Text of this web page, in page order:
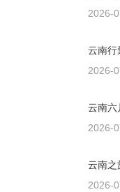
2026-
云南行
2026-
云南六
2026-
云南之
2026-